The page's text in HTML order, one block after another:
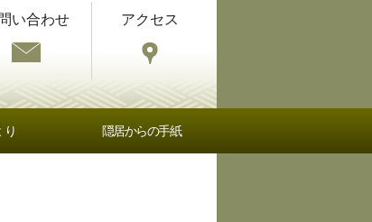
い合わせ アクセス
隠居からの手紙